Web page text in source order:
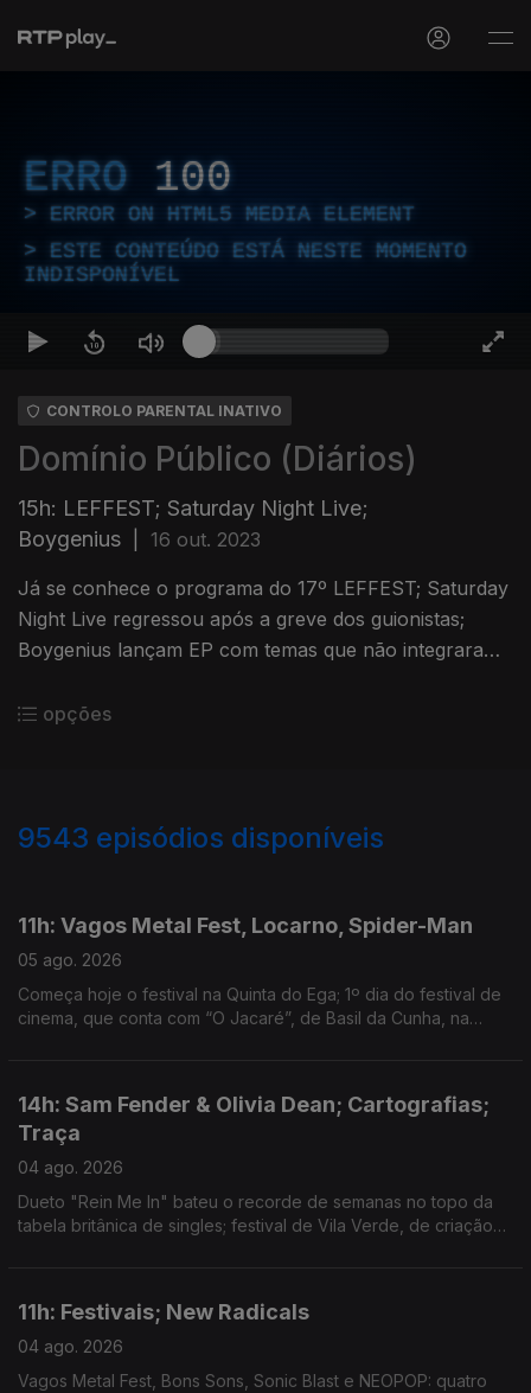
ERRO 100
ERROR ON HTML5 MEDIA ELEMENT
ESTE CONTEÚDO ESTÁ NESTE MOMENTO
INDISPONÍVEL
CONTROLO PARENTAL INATIVO
Domínio Público (Diários)
15h: LEFFEST; Saturday Night Live;
Boygenius
16 out. 2023
Já se conhece o programa do 17º LEFFEST; Saturday
Night Live regressou após a greve dos guionistas;
Boygenius lançam EP com temas que não integraram
opções
9543 episódios disponíveis
11h: Vagos Metal Fest, Locarno, Spider-Man
05 ago. 2026
Começa hoje o festival na Quinta do Ega; 1º dia do festival de
cinema, que conta com “O Jacaré”, de Basil da Cunha, na
14h: Sam Fender & Olivia Dean; Cartografias;
Traça
04 ago. 2026
Dueto "Rein Me In" bateu o recorde de semanas no topo da
tabela britânica de singles; festival de Vila Verde, de criação
11h: Festivais; New Radicals
04 ago. 2026
Vagos Metal Fest, Bons Sons, Sonic Blast e NEOPOP: quatro